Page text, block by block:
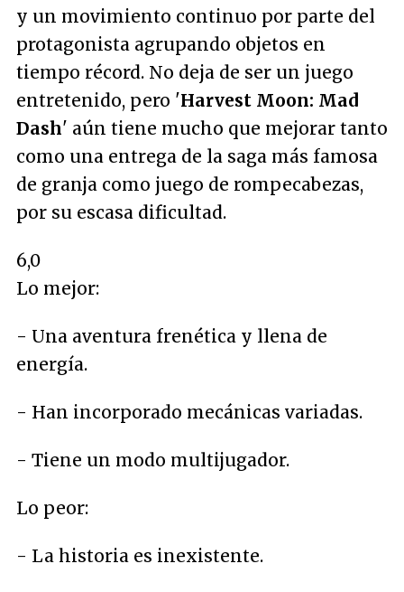
y un movimiento continuo por parte del
protagonista agrupando objetos en
tiempo récord. No deja de ser un juego
entretenido, pero 'Harvest Moon: Mad
Dash' aún tiene mucho que mejorar tanto
como una entrega de la saga más famosa
de granja como juego de rompecabezas,
por su escasa dificultad.
6,0
Lo mejor:
- Una aventura frenética y llena de
energía.
- Han incorporado mecánicas variadas.
- Tiene un modo multijugador.
Lo peor:
- La historia es inexistente.